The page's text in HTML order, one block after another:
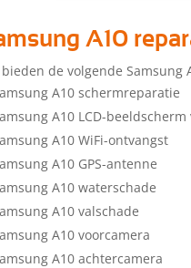
A10
de volgende Samsung
A10 schermreparatie
A10 LCD-
A10 WiFi-ontvangst
A10 GPS-antenne
A10 waterschade
A10 valschade
A10 voorcamera
A10 achtercamera